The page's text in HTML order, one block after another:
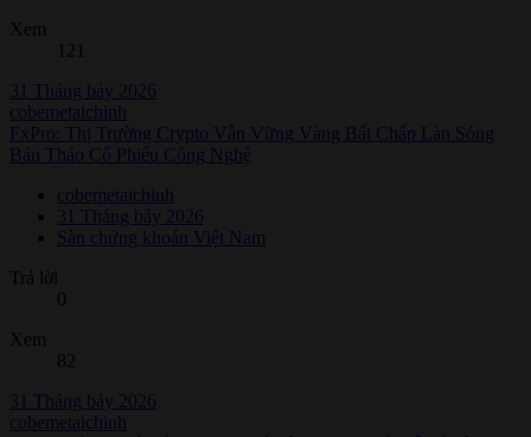
Xem
31 Tháng bảy 2026
cobemetaichinh
FxPro: Thị Trường Crypto Vẫn Vững Vàng Bất Chấp Làn Sóng
Bán Tháo Cổ Phiếu Công Nghệ
cobemetaichinh
31 Tháng bảy 2026
Sàn chứng khoán Việt Nam
Trả lời
0
Xem
82
31 Tháng bảy 2026
cobemetaichinh